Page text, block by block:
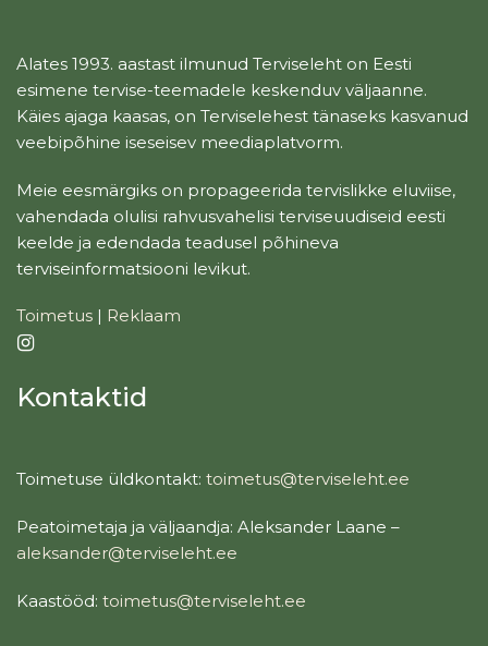
Alates 1993. aastast ilmunud Terviseleht on Eesti
esimene tervise-teemadele keskenduv väljaanne.
Käies ajaga kaasas, on Terviselehest tänaseks kasvanud
veebipõhine iseseisev meediaplatvorm.
Meie eesmärgiks on propageerida tervislikke eluviise,
vahendada olulisi rahvusvahelisi terviseuudiseid eesti
keelde ja edendada teadusel põhineva
terviseinformatsiooni levikut.
Toimetus | Reklaam
Kontaktid
Toimetuse üldkontakt: toimetus@terviseleht.ee
Peatoimetaja ja väljaandja: Aleksander Laane –
aleksander@terviseleht.ee
Kaastööd: toimetus@terviseleht.ee